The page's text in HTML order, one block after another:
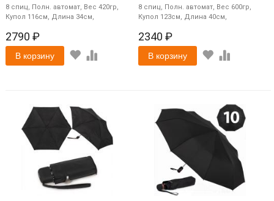
8спиц Полн. автомат
420
116
34
2790 ₽
В корзину
8 спиц Полн. автомат
600
123
40
2340 ₽
В корзину